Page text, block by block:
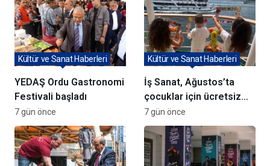
YEDAŞ Ordu Gastronomi
Festivali başladı
Kültür ve Sanat Haberleri
7 gün önce
İş Sanat, Ağustos’ta
çocuklar için ücretsiz
atölyeler düzenliyor
Kültür ve Sanat Haberleri
7 gün önce